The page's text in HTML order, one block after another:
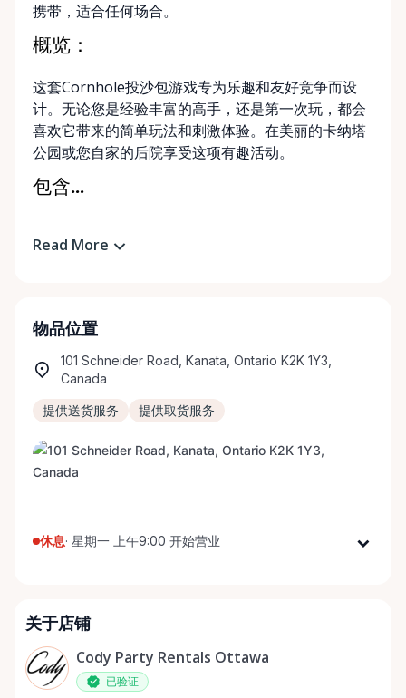
携带，适合任何场合。
概览：
这套Cornhole投沙包游戏专为乐趣和友好竞争而设
计。无论您是经验丰富的高手，还是第一次玩，都会
喜欢它带来的简单玩法和刺激体验。在美丽的卡纳塔
公园或您自家的后院享受这项有趣活动。
包含...
Read More
物品位置
101 Schneider Road, Kanata, Ontario K2K 1Y3,
Canada
提供送货服务 提供取货服务
休息· 星期一 上午9:00 开始营业
星期三
星期四
上午9:00 - 下午5:00
星期五
关于店铺
Cody Party Rentals Ottawa
已验证